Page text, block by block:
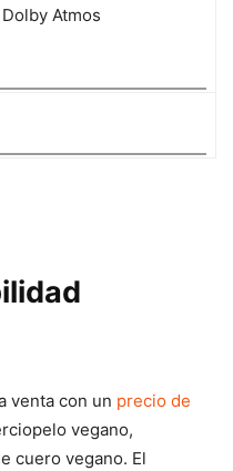
Atmos
venta con un precio de
vegano,
cuero vegano. El